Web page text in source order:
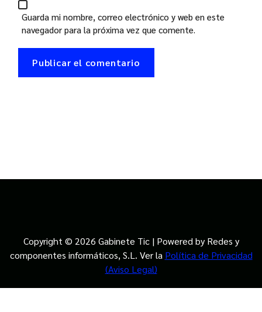
Guarda mi nombre, correo electrónico y web en este
navegador para la próxima vez que comente.
Copyright © 2026 Gabinete Tic | Powered by Redes y
componentes informáticos, S.L. Ver la Política de Privacidad
(Aviso Legal)